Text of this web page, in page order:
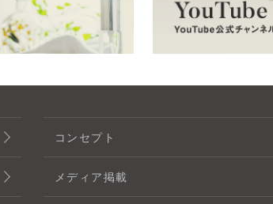
コンセプト
メディア掲載